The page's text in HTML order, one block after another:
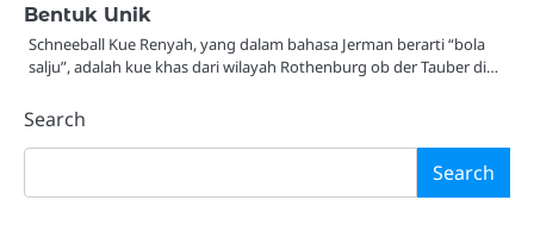
Bentuk Unik
Schneeball Kue Renyah, yang dalam bahasa Jerman berarti “bola
salju”, adalah kue khas dari wilayah Rothenburg ob der Tauber di…
Search
Search